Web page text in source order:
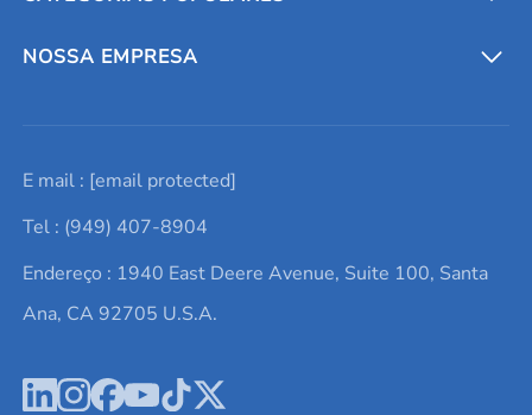
Entre em contato conosco
Lista de consultas
Termos e Condições
Política de Privacidade
Metais refratários
Elementos de terras raras
Alvos de pulverização catódica
Ácido hialurônico
NOSSA EMPRESA
Promoções atuais
Notícias e blogs
Estudos de caso
E mail : [email protected]
Tel : (949) 407-8904
Endereço : 1940 East Deere Avenue, Suite 100, Santa
Ana, CA 92705 U.S.A.